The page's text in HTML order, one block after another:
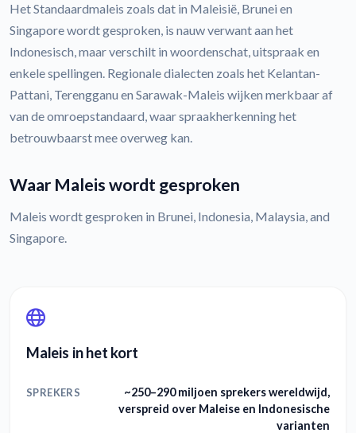
Het Standaardmaleis zoals dat in Maleisië, Brunei en
Singapore wordt gesproken, is nauw verwant aan het
Indonesisch, maar verschilt in woordenschat, uitspraak en
enkele spellingen. Regionale dialecten zoals het Kelantan-
Pattani, Terengganu en Sarawak-Maleis wijken merkbaar af
van de omroepstandaard, waar spraakherkenning het
betrouwbaarst mee overweg kan.
Waar Maleis wordt gesproken
Maleis wordt gesproken in Brunei, Indonesia, Malaysia, and
Singapore.
Maleis in het kort
SPREKERS
~250–290 miljoen sprekers wereldwijd,
verspreid over Maleise en Indonesische
varianten